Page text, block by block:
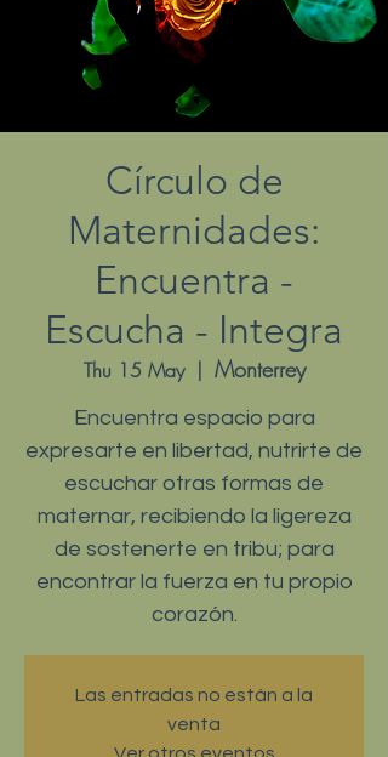
Círculo de
Maternidades:
Encuentra -
Escucha - Integra
Thu 15 May
  |
Monterrey
Encuentra espacio para
expresarte en libertad, nutrirte de
escuchar otras formas de
maternar, recibiendo la ligereza
de sostenerte en tribu; para
encontrar la fuerza en tu propio
corazón.
Las entradas no están a la
venta